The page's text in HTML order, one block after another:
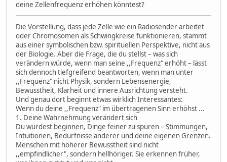
deine Zellenfrequenz erhöhen könntest?
Die Vorstellung, dass jede Zelle wie ein Radiosender arbeitet
oder Chromosomen als Schwingkreise funktionieren, stammt
aus einer symbolischen bzw. spirituellen Perspektive, nicht aus
der Biologie. Aber die Frage, die du stellst – was sich
verändern würde, wenn man seine ,,Frequenz" erhöht – lässt
sich dennoch tiefgreifend beantworten, wenn man unter
,,Frequenz" nicht Physik, sondern Lebensenergie,
Bewusstheit, Klarheit und innere Ausrichtung versteht.
Und genau dort beginnt etwas wirklich Interessantes:
Wenn du deine ,,Frequenz" im übertragenen Sinn erhöhst ...
1. Deine Wahrnehmung verändert sich
Du würdest beginnen, Dinge feiner zu spüren – Stimmungen,
Intuitionen, Bedürfnisse anderer und deine eigenen Grenzen.
Menschen mit höherer Bewusstheit sind nicht
,,empfindlicher", sondern hellhöriger. Sie erkennen früher,